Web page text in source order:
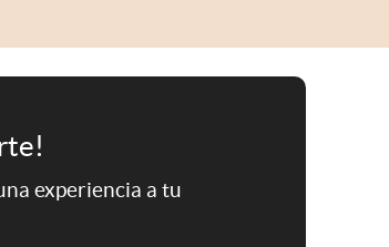
experiencia a tu